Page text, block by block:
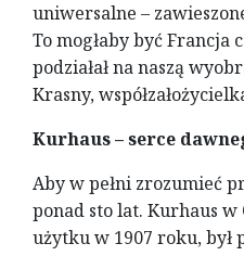
uniwersalne –
To mogłaby być Francja
podziałał na naszą
Krasny,
Kurhaus – serce
Aby w pełni zrozumieć
ponad sto lat. Kurhaus w
użytku w 1907 roku,